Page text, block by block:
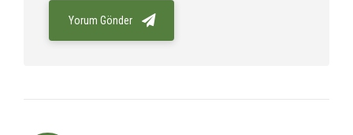
Yorum Gönder